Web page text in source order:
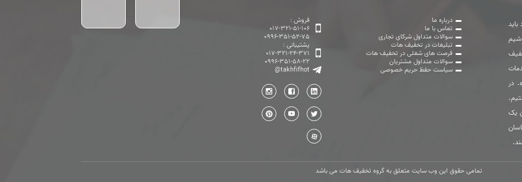
در
یک
درباره ما
تماس با ما
سوالات متداول شرکای تجاری
تبلیغات در تخفیف هات
فرصت های شغلی در تخفیف هات
سوالات متداول مشتریان
سیاست حفظ حریم خصوصی
فروش :
017-321-51-106
0996-351-52-75
پشتیبانی :
017-321-24-371
0996-351-58-22
@takhfifhot
تمامی حقوق این وب سایت متعلق به گروه تخفیف هات می باشد